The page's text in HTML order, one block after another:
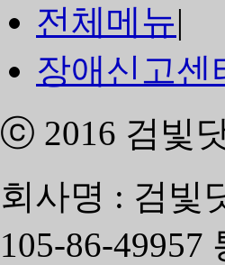
전체메뉴|
장애신고센
ⓒ 2016 검빛
회사명 : 검빛
105-86-